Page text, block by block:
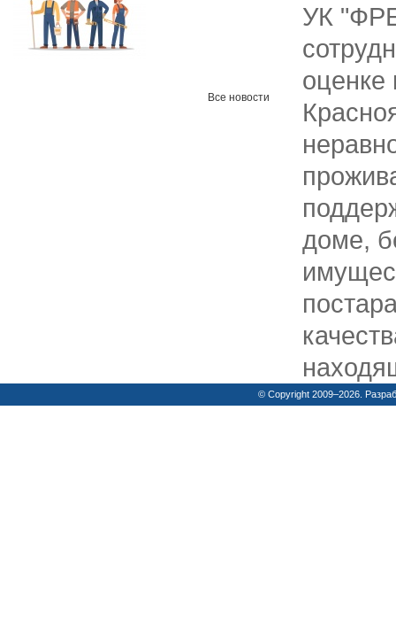
Все новости
УК
оценке
доме,
© Copyright 2009–2026.